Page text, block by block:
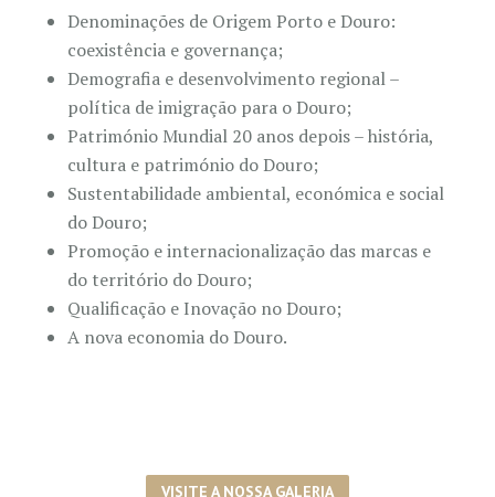
Denominações de Origem Porto e Douro:
coexistência e governança;
Demografia e desenvolvimento regional –
política de imigração para o Douro;
Património Mundial 20 anos depois – história,
cultura e património do Douro;
Sustentabilidade ambiental, económica e social
do Douro;
Promoção e internacionalização das marcas e
do território do Douro;
Qualificação e Inovação no Douro;
A nova economia do Douro.
VISITE A NOSSA GALERIA